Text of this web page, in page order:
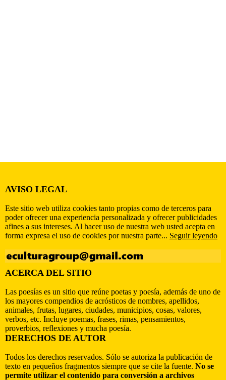
AVISO LEGAL
Este sitio web utiliza cookies tanto propias como de terceros para
poder ofrecer una experiencia personalizada y ofrecer publicidades
afines a sus intereses. Al hacer uso de nuestra web usted acepta en
forma expresa el uso de cookies por nuestra parte... Seguir leyendo
ACERCA DEL SITIO
Las poesías es un sitio que reúne poetas y poesía, además de uno de
los mayores compendios de acrósticos de nombres, apellidos,
animales, frutas, lugares, ciudades, municipios, cosas, valores,
verbos, etc. Incluye poemas, frases, rimas, pensamientos,
proverbios, reflexiones y mucha poesía.
DERECHOS DE AUTOR
Todos los derechos reservados. Sólo se autoriza la publicación de
texto en pequeños fragmentos siempre que se cite la fuente. No se
permite utilizar el contenido para conversión a archivos